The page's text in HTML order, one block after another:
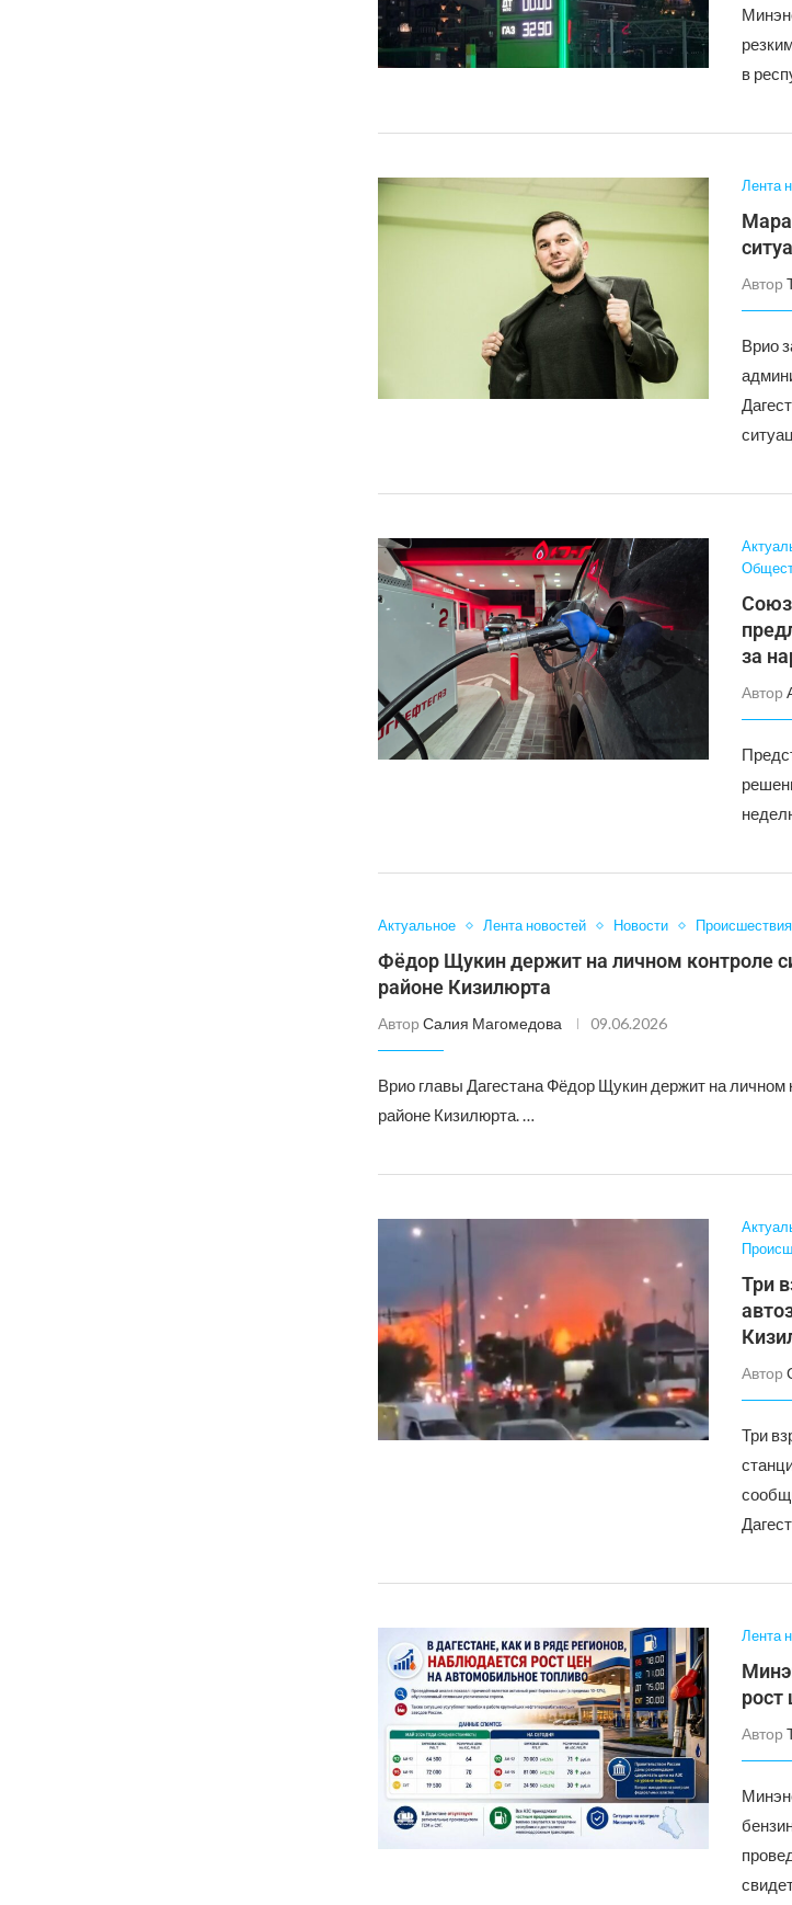
в
Лента
Автор
Врио
Союз
за
Автор
Актуальное Лента новостей Новости Происшествия
Фёдор Щукин держит на личном контроле
районе Кизилюрта
Автор Салия Магомедова 09.06.2026
Врио главы Дагестана Фёдор Щукин держит на
районе Кизилюрта. …
Три
Автор
Три
Лента
рост
Автор